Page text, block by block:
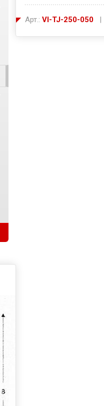
Арт.: VI-TJ-250-050 |